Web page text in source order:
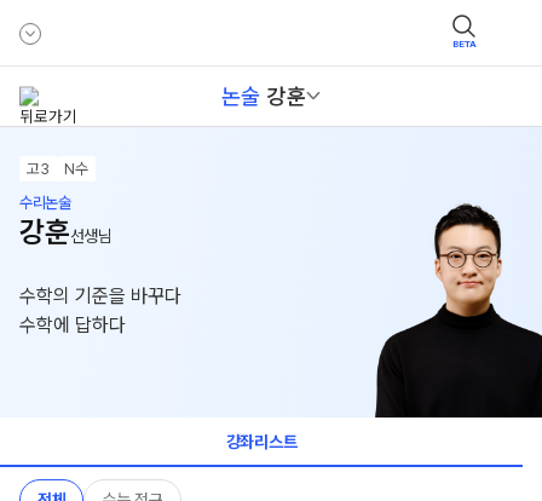
BETA
논술 강훈
고3
N수
수리논술
강훈선생님
수학의 기준을 바꾸다
수학에 답하다
강좌리스트